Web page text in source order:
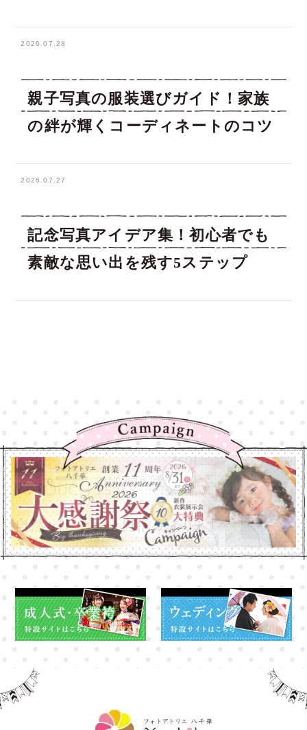
2026.07.28
親子写真の服装選びガイド！家族
の絆が輝くコーディネートのコツ
2026.07.27
記念写真アイデア集！初心者でも
素敵な思い出を残す5ステップ